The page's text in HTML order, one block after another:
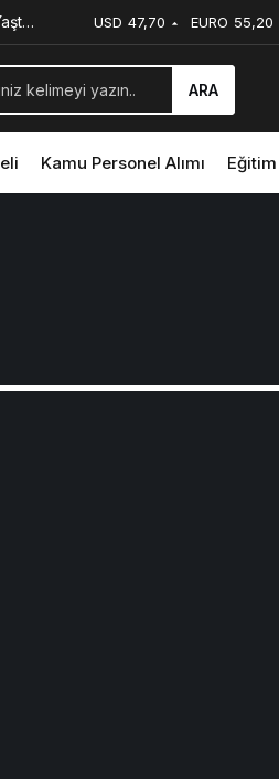
USD 47,70 EURO 55,20
ARA
Kamu Personel Alımı Eğitim